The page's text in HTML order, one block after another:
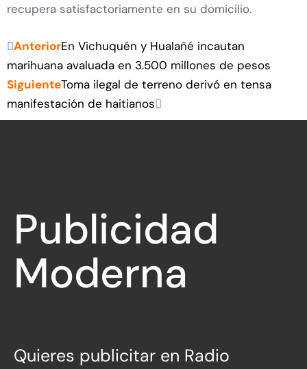
recupera satisfactoriamente en su domicilio.
AnteriorEn Vichuquén y Hualañé incautan
marihuana avaluada en 3.500 millones de pesos
SiguienteToma ilegal de terreno derivó en tensa
manifestación de haitianos
Publicidad
Moderna
Quieres publicitar en Radio